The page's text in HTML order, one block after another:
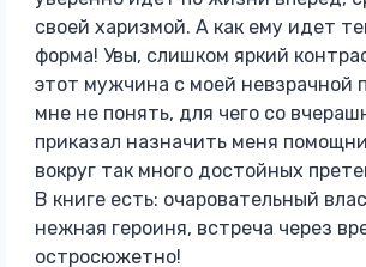
своей харизмой. А как ему идет
форма! Увы, слишком яркий
этот мужчина с моей невзрачной
мне не понять, для чего со
приказал назначить меня
вокруг так много достойных
В книге есть: очаровательный
нежная героиня, встреча через
остросюжетно!